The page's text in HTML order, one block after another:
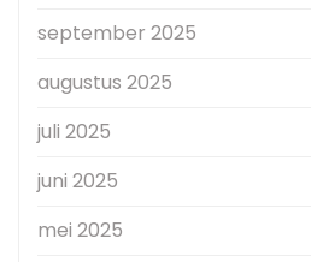
september 2025
augustus 2025
juli 2025
juni 2025
mei 2025